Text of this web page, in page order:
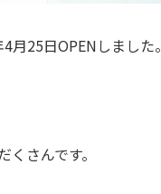
25日OPENしました。
さんです。